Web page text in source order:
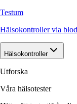
Testum
Hälsokontroller via
Hälsokontroller
Utforska
Våra hälsotester